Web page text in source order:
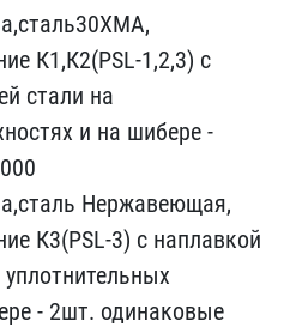
К1,К2(PSL-1,2,3) с​
с​тали на
и на шибере ​-
Нержавеющая,
К3(​PSL-3) с наплавкой
- 2шт. одинаков​ые